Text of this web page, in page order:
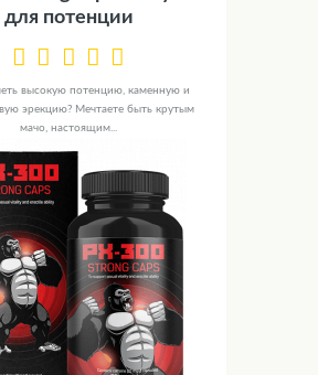
для потенции
высокую потенцию, каменную и
эрекцию? Мечтаете быть крутым
мачо, настоящим...